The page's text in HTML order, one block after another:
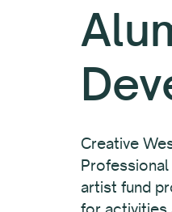
Creative
artist fund